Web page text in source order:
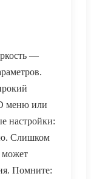
—
меню или
настройки:
Слишком
может
Помните: